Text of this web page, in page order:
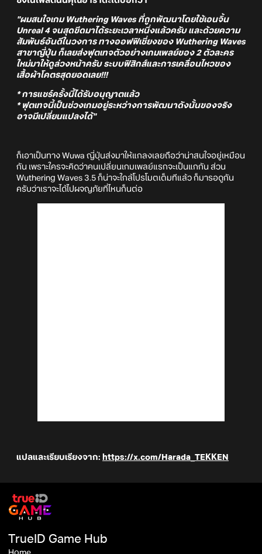
"ผมสนใจเกม Wuthering Waves ที่ถูกพัฒนาโดยใช้เอนจิ้น
Unreal 4 จนสุดขีดมาได้ระยะเวลาหนึ่งแล้วครับ และด้วยความ
สัมพันธ์อันดีในวงการ ทางออฟฟิเชี่ยงของ Wuthering Waves
สาขาญี่ปุ่น ก็เลยส่งฟุตเทจตัวอย่างเกมเพลย์ของ 2 ตัวละคร
ใหม่มาให้ดูล่วงหน้าครับ ระบบฟิสิกส์และการเคลื่อนไหวของ
เสื้อผ้าโคตรสุดยอดเลย!!!
* การแชร์ครั้งนี้ได้รับอนุญาตแล้ว
* ฟุตเทจนี้เป็นช่วงเกมอยู่ระหว่างการพัฒนาดังนั้นของจริง
อาจมีเปลี่ยนแปลงได้"
ก็เอาเป็นทาง Wuwa ญี่ปุ่นส่งมาให้แกลงเลยถือว่าน่าสนใจอยู่เหมือน
กัน เพราะใครจะคิดว่าคนเปลี่ยนเกมเพลย์แรกจะเป็นแกกัน ส่วน
Wuthering Waves 3.5 ก็น่าจะใกล้โปรโมตเต็มทีแล้ว ก็มารอดูกัน
ครับว่าเราจะได้ไปผจญภัยที่ไหนก็นต่อ
แปลและเรียบเรียงจาก: https://x.com/Harada_TEKKEN
TrueID Game Hub